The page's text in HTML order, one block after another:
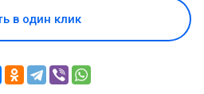
в один клик